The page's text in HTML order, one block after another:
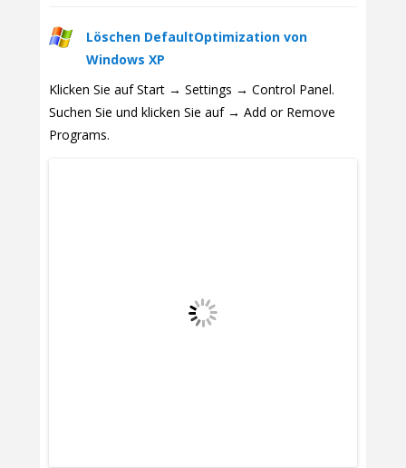
Löschen DefaultOptimization von
Windows XP
Klicken Sie auf Start → Settings → Control Panel.
Suchen Sie und klicken Sie auf → Add or Remove
Programs.